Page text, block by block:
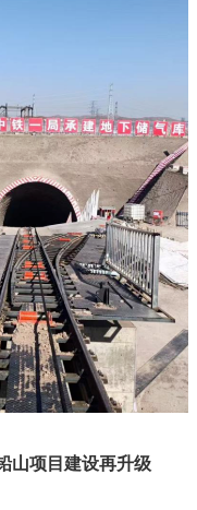
山项目建设再升级